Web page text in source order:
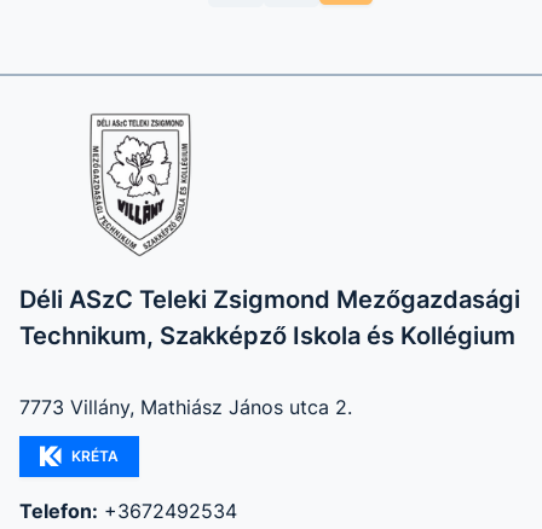
Déli ASzC Teleki Zsigmond Mezőgazdasági
Technikum, Szakképző Iskola és Kollégium
7773 Villány, Mathiász János utca 2.
KRÉTA
Telefon: +3672492534